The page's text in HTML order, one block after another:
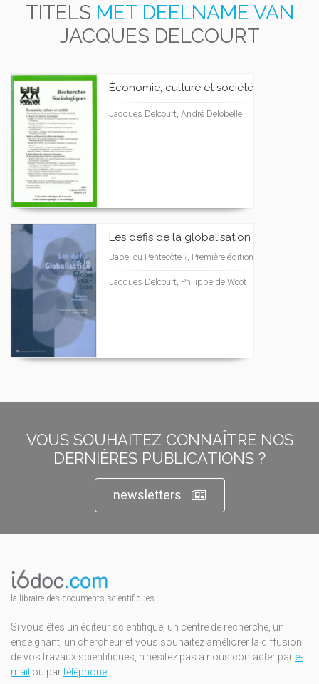
TITELS MET DEELNAME VAN
JACQUES DELCOURT
Économie, culture et société
Jacques Delcourt, André Delobelle
Les défis de la globalisation
Babel ou Pentecôte ?, Première édition
Jacques Delcourt, Philippe de Woot
VOUS SOUHAITEZ CONNAÎTRE NOS
DERNIÈRES PUBLICATIONS ?
newsletters
la libraire des documents scientifiques
Si vous êtes un éditeur scientifique, un centre de recherche, un
enseignant, un chercheur et vous souhaitez améliorer la diffusion
de vos travaux scientifiques, n'hésitez pas à nous contacter par e-
mail ou partéléphone.